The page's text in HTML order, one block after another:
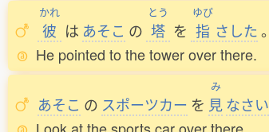
かれ
彼 は あそこ の
とう
塔 を
ゆび
指 さした。
He pointed to the tower over there.
あそこ の スポーツカー を
み
見なさい